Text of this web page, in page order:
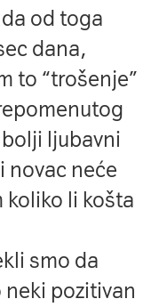
od toga
dana,
to “trošenje”
ljubavni
novac neće
koliko li košta
smo da
pozitivan